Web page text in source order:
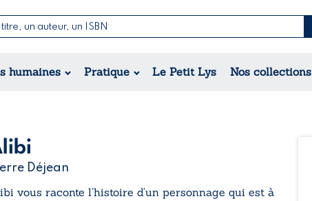
humaines Pratique Le Petit Lys Nos collections
Jeunesse
Nouvelles & Contes
Théâtre
Déjean
vous raconte l’histoire d’un personnage qui est à